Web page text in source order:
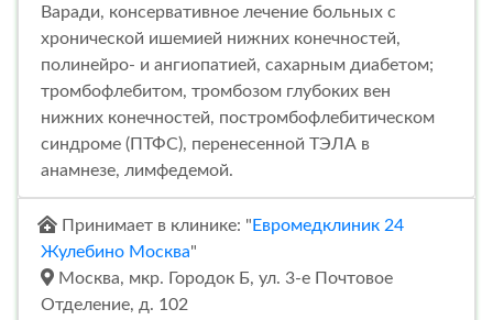
Варади, консервативное лечение больных с
хронической ишемией нижних конечностей,
полинейро- и ангиопатией, сахарным диабетом;
тромбофлебитом, тромбозом глубоких вен
нижних конечностей, постромбофлебитическом
синдроме (ПТФС), перенесенной ТЭЛА в
анамнезе, лимфедемой.
Принимает в клинике: " Евромедклиник 24
Жулебино Москва"
Москва, мкр. Городок Б, ул. 3-е Почтовое
Отделение, д. 102